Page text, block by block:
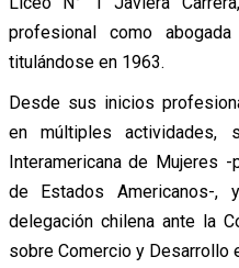
profesional como
titulándose en 1963.
Desde sus inicios
en múltiples actividades,
Interamericana de Mujeres
de Estados Americanos-,
delegación chilena ante la
sobre Comercio y Desarrollo